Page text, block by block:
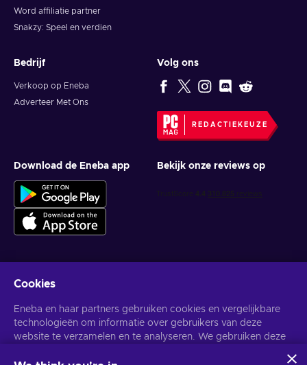
Word affiliatie partner
Snakzy: Speel en verdien
Bedrijf
Verkoop op Eneba
Adverteer Met Ons
Volg ons
REDACTIEKEUZE
Download de Eneba app Bekijk onze reviews op
Krijg gepersonaliseerde gameaanbiedingen
Abonneer
U kunt zich op elk gewenst moment afmelden. Bezoek dePrivacy
Cookies
Eneba en haar partners gebruiken cookies en vergelijkbare
technologieën om informatie over gebruikers van deze
website te verzamelen en te analyseren. We gebruiken deze